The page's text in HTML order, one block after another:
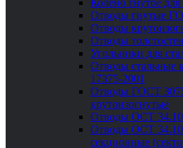
Колено гнутое
Отводы гнутые
Отводы
Отводы
Угольники для
Отводы стальные
17375-2001
Отводы ГОСТ
крутоизогнутые
Отводы ОСТ
Отводы ОСТ
секционные